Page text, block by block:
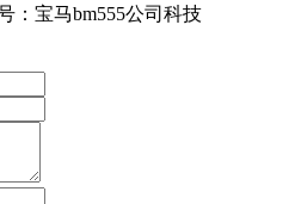
：宝马bm555公司科技